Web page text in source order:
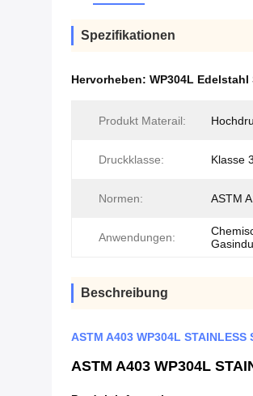
Spezifikationen
Hervorheben: WP304L Edelstahl
Produkt Materail:
Druckklasse: Klasse
Normen: ASTM
Anwendungen:
Beschreibung
ASTM A403 WP304L STAINLESS
ASTM A403 WP304L